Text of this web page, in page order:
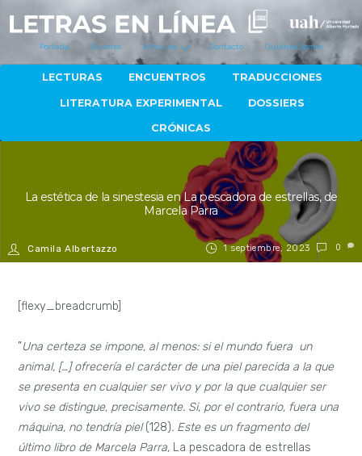
Portada Autores Artículos Contacto Quiénes Somos
LECTURAS ENCUENTROS TRADUCCIONES
LITERATURA EXPERIMENTAL DOSSIERS
CRÓNICAS
1 septiembre, 2023
La estética de la sinestesia en La pescadora de estrellas, de
Marcela Parra
Camila Albertazzo 0
[flexy_breadcrumb]
”Una certeza se impone, al menos: si el mundo fuera un
animal, […] ofrecería el carácter de una piel parecida a la que
se presenta en cualquier ser vivo y por la que cualquier ser
vivo se distingue, precisamente. Si, por el contrario, fuera una
máquina, no tendría piel(128). Este es un fragmento del
último libro de Marcela Parra, La pescadora de estrellas